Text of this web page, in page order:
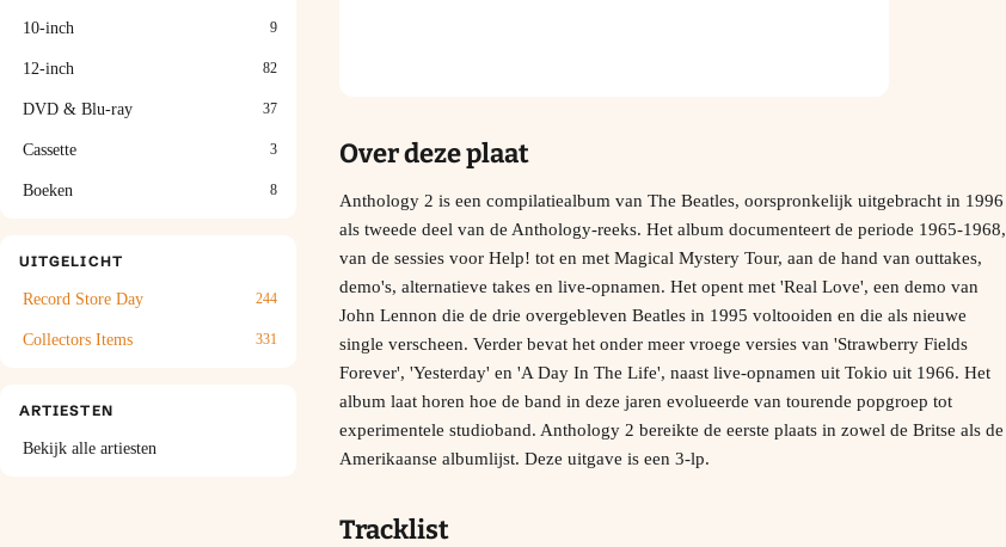
10-inch 9
12-inch 82
DVD & Blu-ray 37
Cassette 3
Boeken 8
UITGELICHT
Record Store Day 244
Collectors Items 331
ARTIESTEN
Bekijk alle artiesten
Over deze plaat
Anthology 2 is een compilatiealbum van The Beatles, oorspronkelijk uitgebracht in 1996
als tweede deel van de Anthology-reeks. Het album documenteert de periode 1965-1968,
van de sessies voor Help! tot en met Magical Mystery Tour, aan de hand van outtakes,
demo's, alternatieve takes en live-opnamen. Het opent met 'Real Love', een demo van
John Lennon die de drie overgebleven Beatles in 1995 voltooiden en die als nieuwe
single verscheen. Verder bevat het onder meer vroege versies van 'Strawberry Fields
Forever', 'Yesterday' en 'A Day In The Life', naast live-opnamen uit Tokio uit 1966. Het
album laat horen hoe de band in deze jaren evolueerde van tourende popgroep tot
experimentele studioband. Anthology 2 bereikte de eerste plaats in zowel de Britse als de
Amerikaanse albumlijst. Deze uitgave is een 3-lp.
Tracklist